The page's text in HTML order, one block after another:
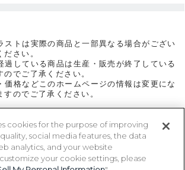
トは実際の商品と一部異なる場合がござい
さい。
している商品は生産・販売が終了している
でご了承ください。
格などこのホームページの情報は変更にな
のでご了承ください。
ページトップに戻る
cookies for the purpose of improving
social media features, the data
analytics, and your website
your cookie settings, please